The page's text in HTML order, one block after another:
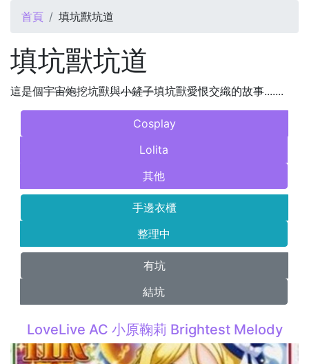
您在這裡
首頁 填坑獸坑道
填坑獸坑道
這是個宇宙炮挖坑獸與小鏟子填坑獸愛恨交織的故事.......
Cosplay
Lolita
其他
手邊衣櫃
整理中
有坑
結坑
LoveLive AC 小原鞠莉 Brightest Melody